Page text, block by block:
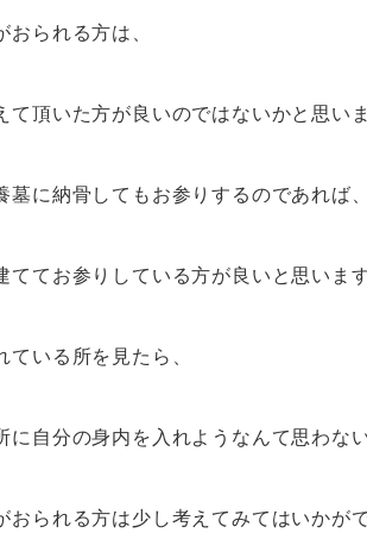
おられる方は、
て頂いた方が良いのではないかと思いま
墓に納骨してもお参りするのであれば、
ててお参りしている方が良いと思います
ている所を見たら、
に自分の身内を入れようなんて思わな
おられる方は少し考えてみてはいかが